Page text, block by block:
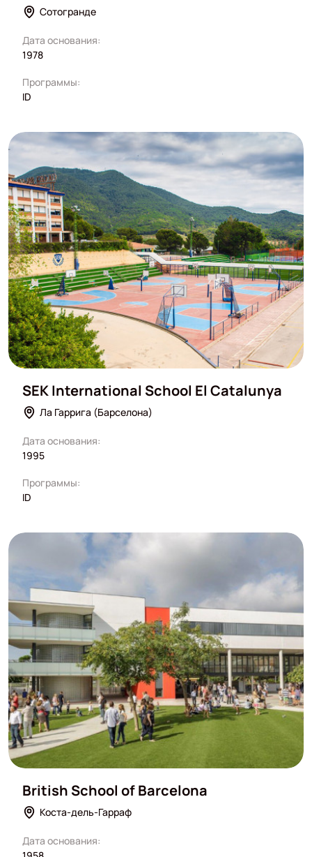
Сотогранде
Дата основания:
1978
Программы:
ID
SEK International School El Catalunya
Ла Гаррига (Барселона)
Дата основания:
1995
Программы:
ID
British School of Barcelona
Коста-дель-Гарраф
Дата основания: